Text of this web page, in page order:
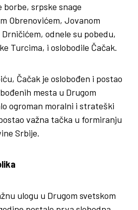
borbe, srpske snage
Obrenovićem, Jovanom
odnele su pobedu,
Turcima, i oslobodile Čačak.
Čačak je oslobođen i postao
mesta u Drugom
ogroman moralni i strateški
važna tačka u formiranju
Srbije.
ulogu u Drugom svetskom